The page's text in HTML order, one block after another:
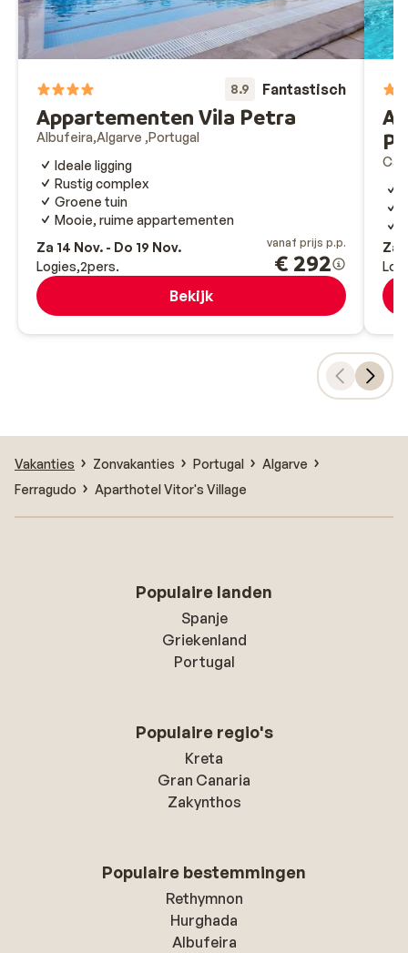
8.9 Fantastisch
Appartementen Vila Petra
Albufeira Algarve Portugal
Ideale ligging
Rustig complex
Groene tuin
Mooie, ruime appartementen
Za 14 Nov. - Do 19 Nov.
Logies 2pers.
vanaf prijs p.p.
€ 292
Bekijk
Za
Vakanties Zonvakanties Portugal
Algarve
Ferragudo
Aparthotel Vitor's Village
Populaire landen
Spanje
Griekenland
Portugal
Populaire regio's
Kreta
Gran Canaria
Zakynthos
Populaire bestemmingen
Rethymnon
Hurghada
Albufeira